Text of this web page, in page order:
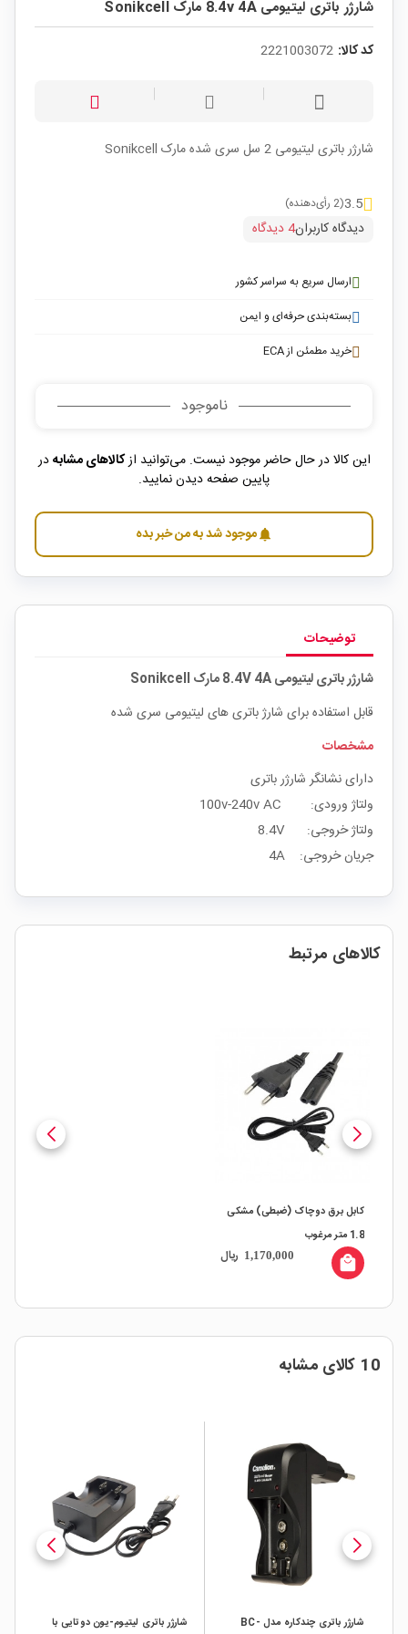
شارژر باتری لیتیومی 8.4v 4A مارک Sonikcell
کد کالا: 2221003072
شارژر باتری لیتیومی 2 سل سری شده مارک Sonikcell
3.5(2 رأی‌دهنده)
دیدگاه کاربران4 دیدگاه
ارسال سریع به سراسر کشور
بسته‌بندی حرفه‌ای و ایمن
خرید مطمئن از ECA
ناموجود
این کالا در حال حاضر موجود نیست. می‌توانید ازکالاهای مشابهدر
پایین صفحه دیدن نمایید.
notificationsموجود شد به من خبر بده
توضیحات
شارژر باتری لیتیومی 8.4V 4A مارک Sonikcell
قابل استفاده برای شارژ باتری های لیتیومی سری شده
مشخصات
دارای نشانگر شارژر باتری
ولتاژ ورودی: 100v-240v AC
ولتاژ خروجی: 8.4V
جریان خروجی: 4A
کالاهای مرتبط
کابل برق دوچاک (ضبطی) مشکی
1.8 متر مرغوب
1,170,000 ریال local_mall
10 کالای مشابه
شارژر باتری چندکاره مدل BC- شارژر باتری لیتیوم-یون دوتایی با